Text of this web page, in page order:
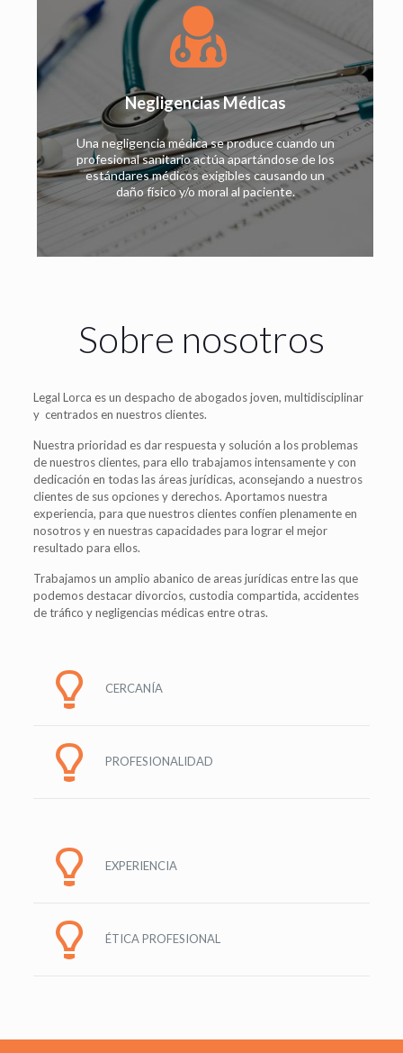
Negligencias Médicas
Una negligencia médica se produce cuando un
profesional sanitario actúa apartándose de los
estándares médicos exigibles causando un
daño físico y/o moral al paciente.
Sobre nosotros
Legal Lorca es un despacho de abogados joven, multidisciplinar
y centrados en nuestros clientes.
Nuestra prioridad es dar respuesta y solución a los problemas
de nuestros clientes, para ello trabajamos intensamente y con
dedicación en todas las áreas jurídicas, aconsejando a nuestros
clientes de sus opciones y derechos. Aportamos nuestra
experiencia, para que nuestros clientes confíen plenamente en
nosotros y en nuestras capacidades para lograr el mejor
resultado para ellos.
Trabajamos un amplio abanico de areas jurídicas entre las que
podemos destacar divorcios, custodia compartida, accidentes
de tráfico y negligencias médicas entre otras.
CERCANÍA
PROFESIONALIDAD
EXPERIENCIA
ÉTICA PROFESIONAL